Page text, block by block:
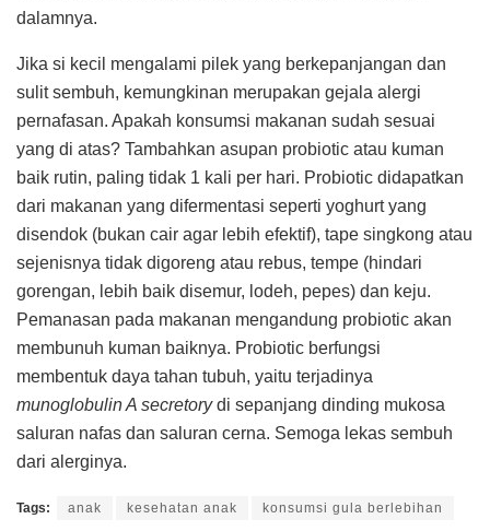
dalamnya.
Jika si kecil mengalami pilek yang berkepanjangan dan
sulit sembuh, kemungkinan merupakan gejala alergi
pernafasan. Apakah konsumsi makanan sudah sesuai
yang di atas? Tambahkan asupan probiotic atau kuman
baik rutin, paling tidak 1 kali per hari. Probiotic didapatkan
dari makanan yang difermentasi seperti yoghurt yang
disendok (bukan cair agar lebih efektif), tape singkong atau
sejenisnya tidak digoreng atau rebus, tempe (hindari
gorengan, lebih baik disemur, lodeh, pepes) dan keju.
Pemanasan pada makanan mengandung probiotic akan
membunuh kuman baiknya. Probiotic berfungsi
membentuk daya tahan tubuh, yaitu terjadinya
munoglobulin A secretorydi sepanjang dinding mukosa
saluran nafas dan saluran cerna. Semoga lekas sembuh
dari alerginya.
Tags: anak kesehatan anak konsumsi gula berlebihan